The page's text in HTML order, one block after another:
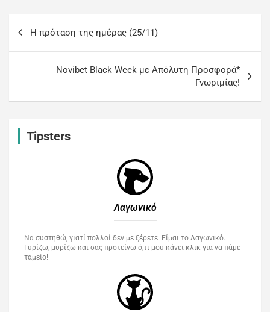
H πρόταση της ημέρας (25/11)
Novibet Black Week με Απόλυτη Προσφορά*
Γνωριμίας!
Tipsters
Λαγωνικό
Να συστηθώ, γιατί πολλοί δεν με ξέρετε. Είμαι το Λαγωνικό.
Γυρίζω, μυρίζω και σας προτείνω ό,τι μου κάνει κλικ για να πάμε
ταμείο!